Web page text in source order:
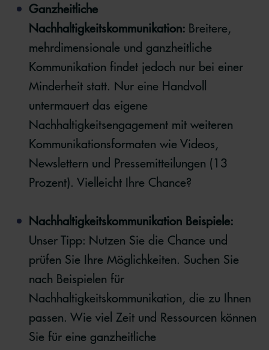
Ganzheitliche
Nachhaltigkeitskommunikation: Breitere,
mehrdimensionale und ganzheitliche
Kommunikation findet jedoch nur bei einer
Minderheit statt. Nur eine Handvoll
untermauert das eigene
Nachhaltigkeitsengagement mit weiteren
Kommunikationsformaten wie Videos,
Newslettern und Pressemitteilungen (13
Prozent). Vielleicht Ihre Chance?
Nachhaltigkeitskommunikation Beispiele:
Unser Tipp: Nutzen Sie die Chance und
prüfen Sie Ihre Möglichkeiten. Suchen Sie
nach Beispielen für
Nachhaltigkeitskommunikation, die zu Ihnen
passen. Wie viel Zeit und Ressourcen können
Sie für eine ganzheitliche